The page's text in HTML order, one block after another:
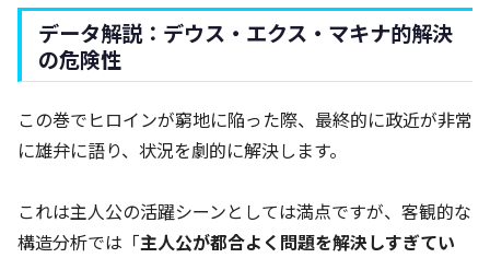
データ解説：デウス・エクス・マキナ的解決
の危険性
この巻でヒロインが窮地に陥った際、最終的に政近が非常
に雄弁に語り、状況を劇的に解決します。
これは主人公の活躍シーンとしては満点ですが、客観的な
構造分析では「主人公が都合よく問題を解決しすぎてい